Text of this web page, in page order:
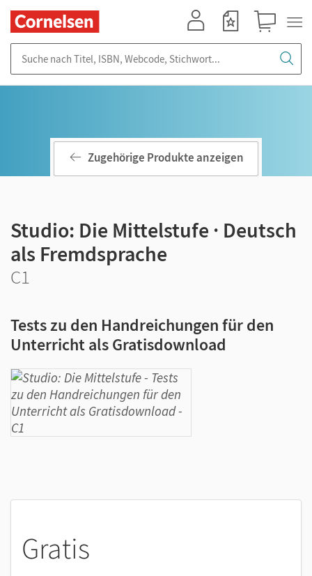
Zugehörige Produkte anzeigen
Studio: Die Mittelstufe · Deutsch
als Fremdsprache
C1
Tests zu den Handreichungen für den
Unterricht als Gratisdownload
Gratis